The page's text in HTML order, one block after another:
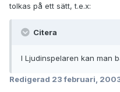
tolkas på ett sätt, t.e.x:
Citera
I Ljudinspelaren kan man
Redigerad 23 februari,